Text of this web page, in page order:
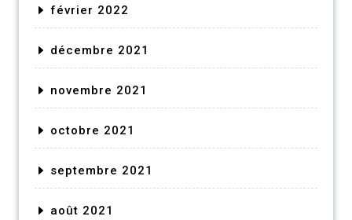
février 2022
décembre 2021
novembre 2021
octobre 2021
septembre 2021
août 2021